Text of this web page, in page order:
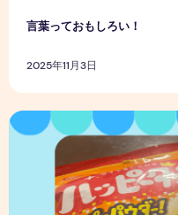
言葉っておもしろい！
2025年11月3日
大好きなものの組み合わせ